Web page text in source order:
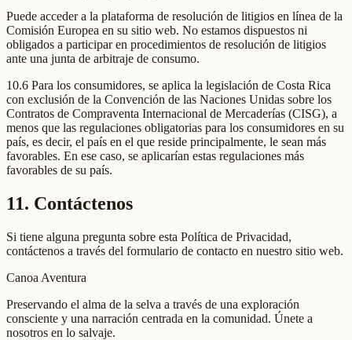
Puede acceder a la plataforma de resolución de litigios en línea de la
Comisión Europea en su sitio web. No estamos dispuestos ni
obligados a participar en procedimientos de resolución de litigios
ante una junta de arbitraje de consumo.
10.6 Para los consumidores, se aplica la legislación de Costa Rica
con exclusión de la Convención de las Naciones Unidas sobre los
Contratos de Compraventa Internacional de Mercaderías (CISG), a
menos que las regulaciones obligatorias para los consumidores en su
país, es decir, el país en el que reside principalmente, le sean más
favorables. En ese caso, se aplicarían estas regulaciones más
favorables de su país.
11. Contáctenos
Si tiene alguna pregunta sobre esta Política de Privacidad,
contáctenos a través del formulario de contacto en nuestro sitio web.
Canoa Aventura
Preservando el alma de la selva a través de una exploración
consciente y una narración centrada en la comunidad. Únete a
nosotros en lo salvaje.